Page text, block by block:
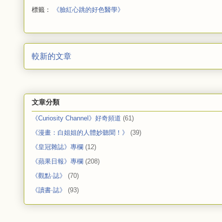
標籤： 《臉紅心跳的好色醫學》
較新的文章
文章分類
《Curiosity Channel》好奇頻道 (61)
《漫畫：白姐姐的人體妙聽聞！》
(39)
《皇冠雜誌》專欄 (12)
《蘋果日報》專欄 (208)
《觀點‧誌》
(70)
《讀書‧誌》
(93)